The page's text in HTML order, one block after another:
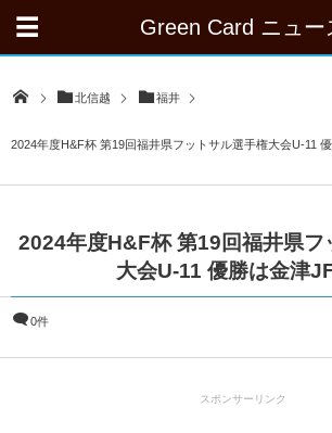
Green Card ニュー
北信越 福井
2024年度H&F杯 第19回福井県フットサル選手権大会U-11
2024年度H&F杯 第19回福井県フ
大会U-11 優勝は金津
0件
スポンサーリンク